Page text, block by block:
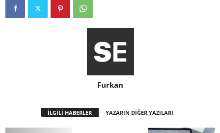
Furkan
İLGİLİ HABERLER YAZARIN DİĞER YAZILARI